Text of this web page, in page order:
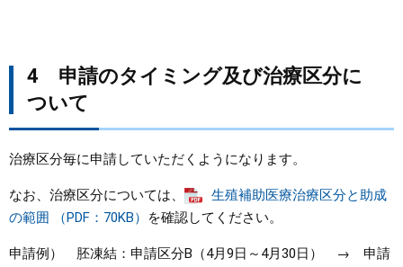
4 申請のタイミング及び治療区分に
ついて
治療区分毎に申請していただくようになります。
なお、治療区分については、
生殖補助医療治療区分と助成
の範囲 （PDF：70KB）
を確認してください。
申請例） 胚凍結：申請区分B（4月9日～4月30日） → 申請